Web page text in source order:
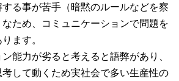
る事が苦手（暗黙のルールなどを察
ため、コミュニケーションで問題を
ます。
能力が劣ると考えると語弊があり、
して動くため実社会で多い生産性の